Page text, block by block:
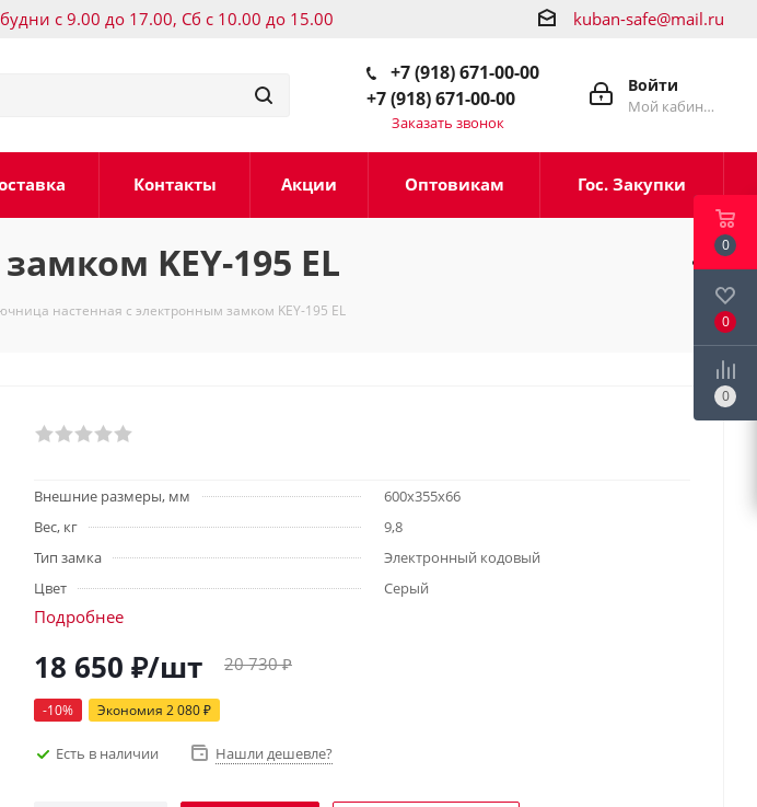
с 9.00 до 17.00, Сб с 10.00 до 15.00 kuban-safe@mail.ru
Войти
Мой кабинет
+7 (918) 671-00-00
+7 (918) 671-00-00
Заказать звонок
Контакты Акции Оптовикам Гос. Закупки
KEY-195 EL
настенная с электронным замком KEY-195 EL
Внешние размеры, мм
600х355х66
Вес, кг
9,8
Тип замка
Электронный кодовый
Цвет
Серый
Подробнее
18 650 ₽/шт 20 730₽
-10% Экономия 2 080₽
Есть в наличии Нашли дешевле?
0
0
0